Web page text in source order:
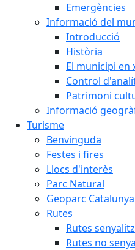
Emergències
Informació del
Introducció
Història
El municipi en
Control
Patrimoni
Informació
Turisme
Benvinguda
Festes i fires
Llocs d'interès
Parc Natural
Geoparc
Rutes
Rutes
Rutes no